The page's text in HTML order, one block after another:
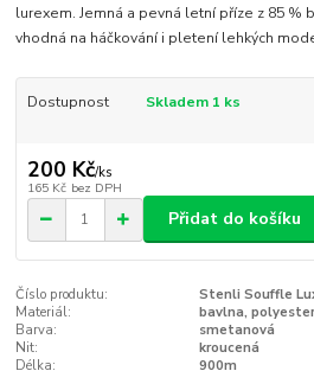
lurexem. Jemná a pevná letní příze z 85 %
vhodná na háčkování i pletení lehkých
Dostupnost Skladem 1 ks
200 Kč/ks
165 Kč bez DPH
Přidat do košíku
Číslo produktu:
Stenli Souffle
Materiál:
bavlna,
Barva:
smetanová
Nit:
kroucená
Délka:
900m